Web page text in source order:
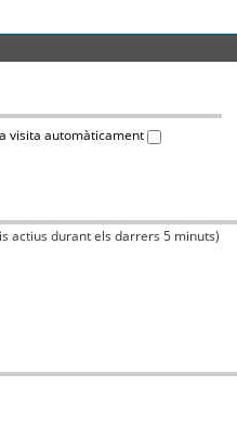
visita automàticament
actius durant els darrers 5 minuts)